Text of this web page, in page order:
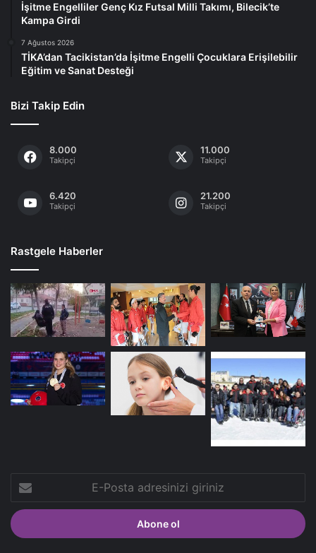
İşitme Engelliler Genç Kız Futsal Milli Takımı, Bilecik’te
Kampa Girdi
7 Ağustos 2026
TİKA’dan Tacikistan’da İşitme Engelli Çocuklara Erişilebilir
Eğitim ve Sanat Desteği
Bizi Takip Edin
8.000
Takipçi
11.000
Takipçi
6.420
Takipçi
21.200
Takipçi
Rastgele Haberler
E-
Posta
adresinizi
giriniz